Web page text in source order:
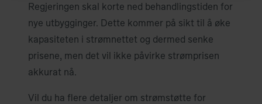
Regjeringen skal korte ned behandlingstiden for
nye utbygginger. Dette kommer på sikt til å øke
kapasiteten i strømnettet og dermed senke
prisene, men det vil ikke påvirke strømprisen
akkurat nå.
Vil du ha flere detaljer om strømstøtte for